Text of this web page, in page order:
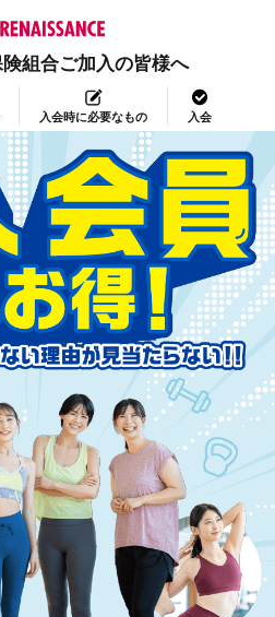
組合ご加入の皆様へ
入会時に必要なもの 入会